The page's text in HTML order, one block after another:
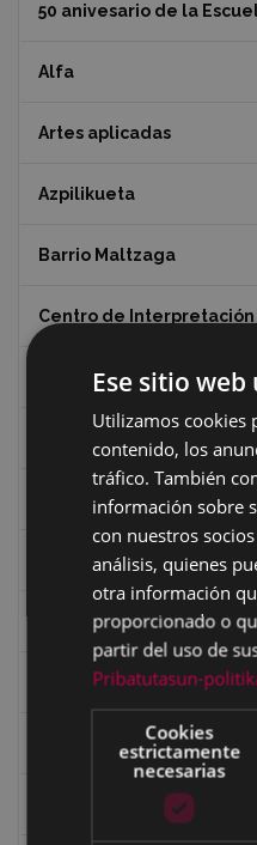
50 anivesario de la
Alfa
Artes aplicadas
Azpilikueta
Barrio Maltzaga
Centro de
Ciclismo
Ciclismo "A rueda"
Dibujos de Julen Zabaleta
Eibar desde el aire
Eibartarren ahotan
Ermitas
Fondo Bolumburu
Fondo Carlos Narbaiza
Ese sitio
Utilizamos cookies
contenido, los
tráfico. También
información sobre
con nuestros
análisis, quienes
otra información
proporcionado o
partir del uso de
Pribatutasun-
Cookies
estrictamente
necesarias